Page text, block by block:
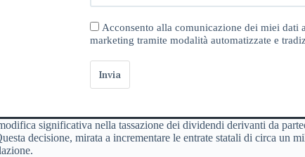
Acconsento alla comunicazione dei miei
marketing tramite modalità automatizzate e
Invia
significativa nella tassazione dei dividendi derivanti da
decisione, mirata a incrementare le entrate statali di circa un